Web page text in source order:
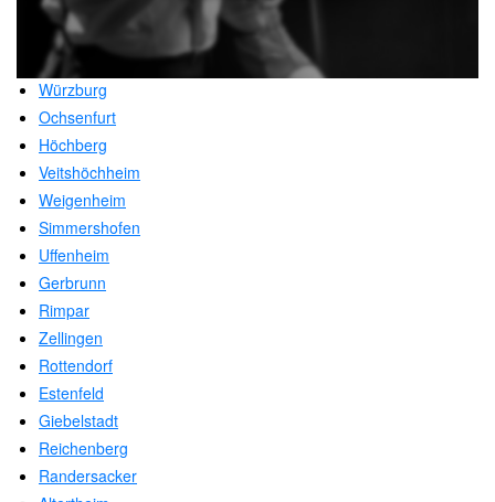
Würzburg
Ochsenfurt
Höchberg
Veitshöchheim
Weigenheim
Simmershofen
Uffenheim
Gerbrunn
Rimpar
Zellingen
Rottendorf
Estenfeld
Giebelstadt
Reichenberg
Randersacker